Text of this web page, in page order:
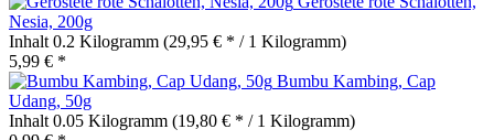
Nesia, 200g
Inhalt 0.2 Kilogramm (29,95 € * / 1 Kilogramm)
5,99 € *
Bumbu Kambing, Cap
Udang, 50g
Inhalt 0.05 Kilogramm (19,80 € * / 1 Kilogramm)